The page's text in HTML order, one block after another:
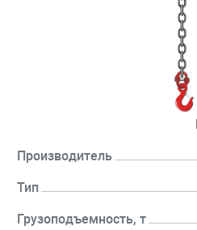
Производитель
Тип
Грузоподъемность, т